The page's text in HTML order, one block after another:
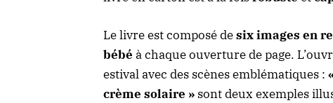
Le livre est composé desix images en
bébé à chaque ouverture de page.
estival avec des scènes emblématiques :
crème solaire » sont deux exemples